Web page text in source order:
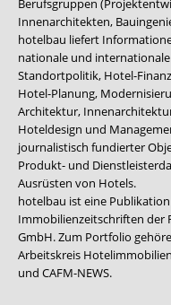
Innenarchitekten,
hotelbau liefert
nationale und
Standortpolitik, Hotel-
Hotel-Planung,
Architektur,
Hoteldesign und
journalistisch fundierter
Produkt- und
Ausrüsten von Hotels.
hotelbau ist eine
Immobilienzeitschriften der
GmbH. Zum Portfolio
Arbeitskreis Hotelimmobilien
und CAFM-NEWS.